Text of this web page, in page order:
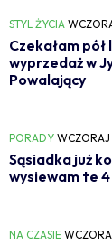
STYL ŻYCIA
Czekałam
wyprzedaż w
Powalający
PORADY WCZORAJ
Sąsiadka już
wysiewam te
NA CZASIE